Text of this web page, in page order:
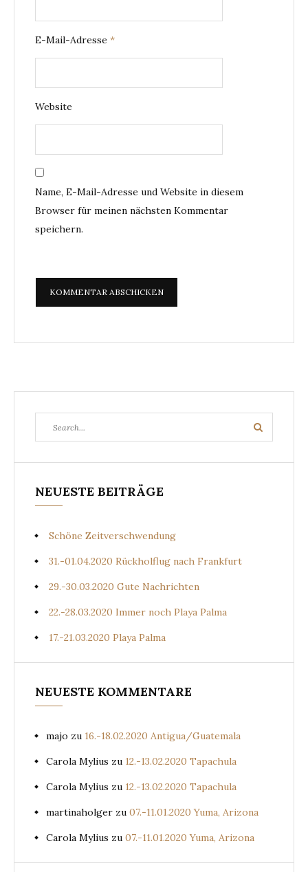
E-Mail-Adresse *
Website
Name, E-Mail-Adresse und Website in diesem
Browser für meinen nächsten Kommentar
speichern.
for:
Search
NEUESTE BEITRÄGE
Schöne Zeitverschwendung
31.-01.04.2020 Rückholflug nach Frankfurt
29.-30.03.2020 Gute Nachrichten
22.-28.03.2020 Immer noch Playa Palma
17.-21.03.2020 Playa Palma
NEUESTE KOMMENTARE
majo zu 16.-18.02.2020 Antigua/Guatemala
Carola Mylius zu 12.-13.02.2020 Tapachula
Carola Mylius zu 12.-13.02.2020 Tapachula
martinaholger zu 07.-11.01.2020 Yuma, Arizona
Carola Mylius zu 07.-11.01.2020 Yuma, Arizona